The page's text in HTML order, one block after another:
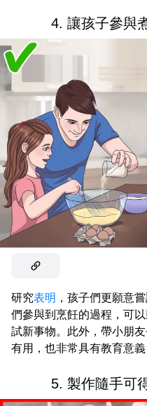
4. 讓孩子參與
研究表明 ，孩子們更願意
們參與到烹飪的過程，可
試新事物。此外，帶小朋
有用，也非常具有教育意義
5. 製作隨手可